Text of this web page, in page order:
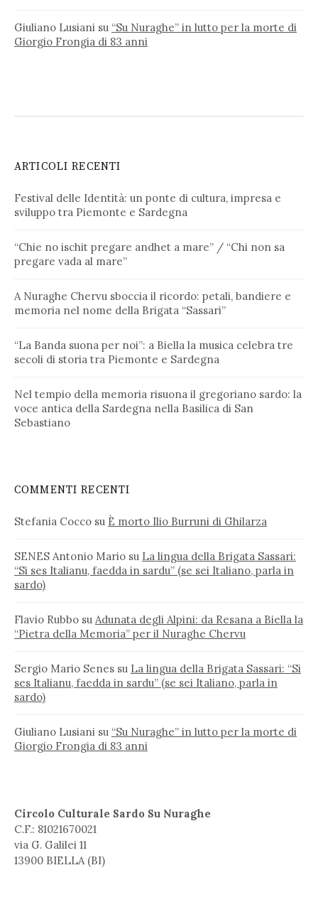
Giuliano Lusiani su “Su Nuraghe” in lutto per la morte di
Giorgio Frongia di 83 anni
ARTICOLI RECENTI
Festival delle Identità: un ponte di cultura, impresa e
sviluppo tra Piemonte e Sardegna
“Chie no ischit pregare andhet a mare” / “Chi non sa
pregare vada al mare”
A Nuraghe Chervu sboccia il ricordo: petali, bandiere e
memoria nel nome della Brigata “Sassari”
“La Banda suona per noi”: a Biella la musica celebra tre
secoli di storia tra Piemonte e Sardegna
Nel tempio della memoria risuona il gregoriano sardo: la
voce antica della Sardegna nella Basilica di San
Sebastiano
COMMENTI RECENTI
Stefania Cocco su È morto Ilio Burruni di Ghilarza
SENES Antonio Mario su La lingua della Brigata Sassari:
“Si ses Italianu, faedda in sardu” (se sei Italiano, parla in
sardo)
Flavio Rubbo su Adunata degli Alpini: da Resana a Biella la
“Pietra della Memoria” per il Nuraghe Chervu
Sergio Mario Senes su La lingua della Brigata Sassari: “Si
ses Italianu, faedda in sardu” (se sei Italiano, parla in
sardo)
Giuliano Lusiani su “Su Nuraghe” in lutto per la morte di
Giorgio Frongia di 83 anni
Circolo Culturale Sardo Su Nuraghe
C.F.: 81021670021
via G. Galilei 11
13900 BIELLA (BI)